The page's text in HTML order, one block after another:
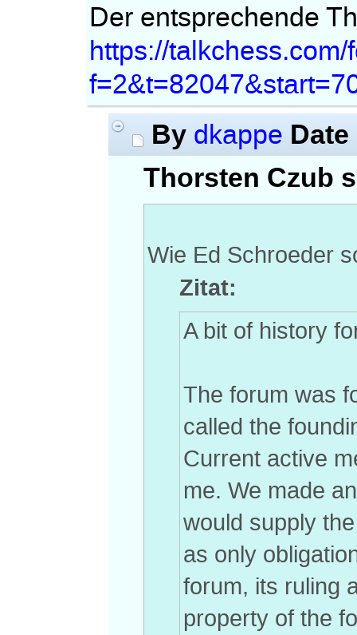
Der entsprechende
https://
By dkappe Date
Thorsten Czub
Wie Ed Schroeder
Zitat:
A bit of history
The forum was
called the
Current active
me. We made
would supply
as only
forum, its ruling
property of the